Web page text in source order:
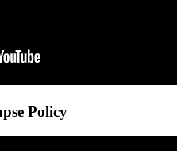
Policy